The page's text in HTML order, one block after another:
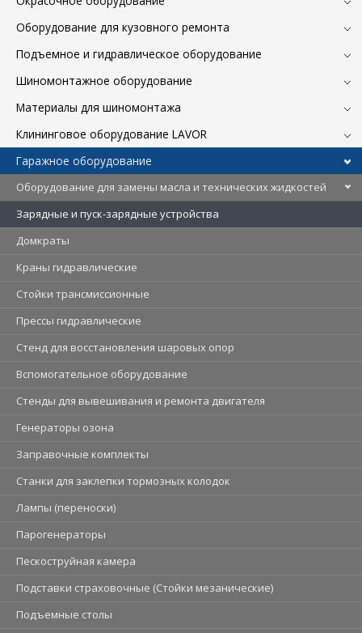
Оборудование для кузовного ремонта
Подъемное и гидравлическое оборудование
Шиномонтажное оборудование
Материалы для шиномонтажа
Клининговое оборудование LAVOR
Гаражное оборудование
Оборудование для замены масла и технических жидкостей
Зарядные и пуск-зарядные устройства
Домкраты
Краны гидравлические
Стойки трансмиссионные
Прессы гидравлические
Стенд для восстановления шаровых опор
Вспомогательное оборудование
Стенды для вывешивания и ремонта двигателя
Генераторы озона
Заправочные комплекты
Станки для заклепки тормозных колодок
Лампы (переноски)
Парогенераторы
Пескоструйная камера
Подставки страховочные (Стойки мезанические)
Подъемные столы